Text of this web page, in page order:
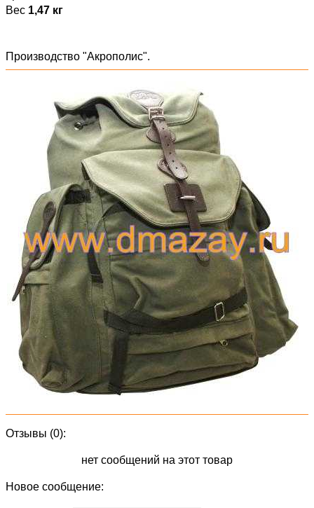
Вес 1,47 кг
Производство "Акрополис".
Отзывы (0):
нет сообщений на этот товар
Новое сообщение: